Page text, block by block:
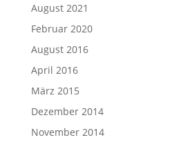
August 2021
Februar 2020
August 2016
April 2016
März 2015
Dezember 2014
November 2014